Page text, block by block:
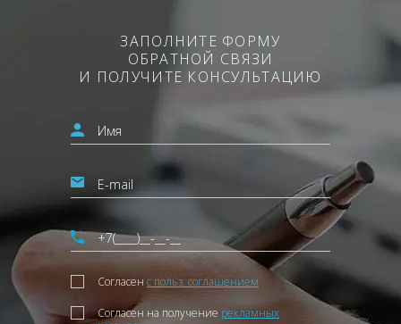
ЗАПОЛНИТЕ ФОРМУ
ОБРАТНОЙ СВЯЗИ
И ПОЛУЧИТЕ КОНСУЛЬТАЦИЮ
Согласен с польз. соглашением
Согласен на получение рекламных